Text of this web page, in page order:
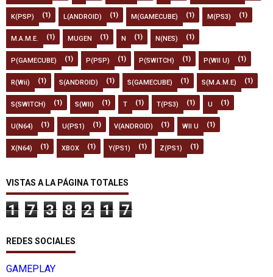
K(PSP) (1) L(ANDROID) (1) M(GAMECUBE) (1) M(PS3) (1)
M.A.M.E. (1) MUGEN (1) N (1) N(NES) (1)
P(GAMECUBE) (1) P(PSP) (1) P(SWITCH) (1) P(WII U) (1)
R(Wii) (1) S(ANDROID) (1) S(GAMECUBE) (1) S(M.A.M.E) (1)
S(SWITCH) (1) S(WII) (1) T (1) T(PS3) (1) U (1)
U(N64) (1) U(PS1) (1) V(ANDROID) (1) WII U (1)
X(N64) (1) XBOX (1) Y(PS1) (1) Z(PS1) (1)
VISTAS A LA PÁGINA TOTALES
1 7 3 8 2 1 7
REDES SOCIALES
GAMEPLAY